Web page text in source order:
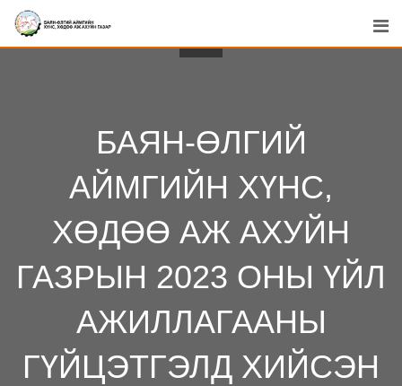
Skip
БАЯН-ӨЛГИЙ
АЙМГИЙН ХҮНС,
ХӨДӨӨ АЖ АХУЙН
ГАЗРЫН 2023 ОНЫ ҮЙЛ
АЖИЛЛАГААНЫ
ГҮЙЦЭТГЭЛД ХИЙСЭН